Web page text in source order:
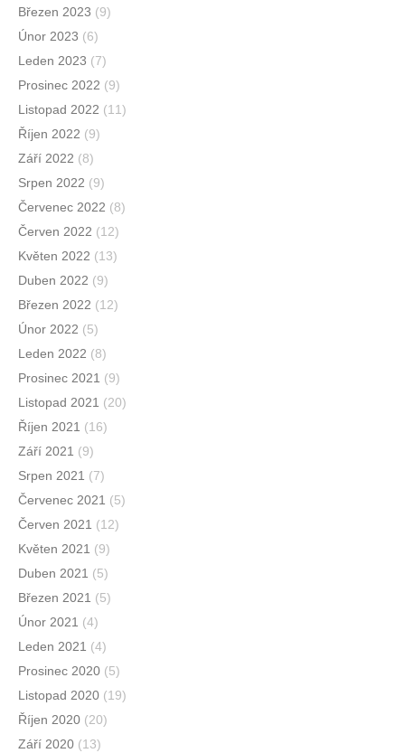
Březen 2023 (9)
Únor 2023 (6)
Leden 2023 (7)
Prosinec 2022 (9)
Listopad 2022 (11)
Říjen 2022 (9)
Září 2022 (8)
Srpen 2022 (9)
Červenec 2022 (8)
Červen 2022 (12)
Květen 2022 (13)
Duben 2022 (9)
Březen 2022 (12)
Únor 2022 (5)
Leden 2022 (8)
Prosinec 2021 (9)
Listopad 2021 (20)
Říjen 2021 (16)
Září 2021 (9)
Srpen 2021 (7)
Červenec 2021 (5)
Červen 2021 (12)
Květen 2021 (9)
Duben 2021 (5)
Březen 2021 (5)
Únor 2021 (4)
Leden 2021 (4)
Prosinec 2020 (5)
Listopad 2020 (19)
Říjen 2020 (20)
Září 2020 (13)